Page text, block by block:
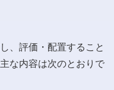
、評価・配置すること
な内容は次のとおりで